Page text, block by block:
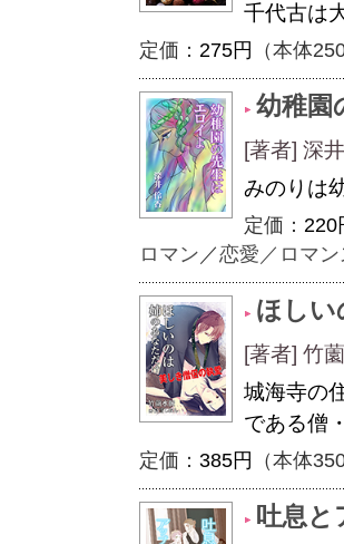
千代古は
定価： 275円 （本体
幼稚園
[著者] 深
みのりは
定価： 220
ロマン ／恋愛／ロマン
ほしい
[著者] 竹
城海寺の
である僧
定価： 385円 （本体
吐息